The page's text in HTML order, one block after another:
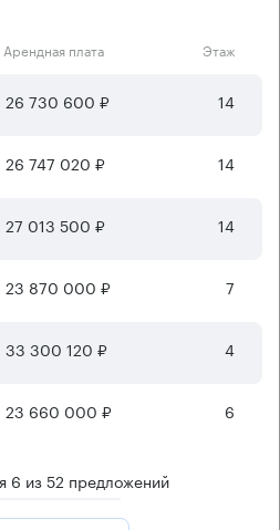
Арендная плата Этаж
26 730 600 ₽ 14
26 747 020 ₽ 14
27 013 500 ₽ 14
23 870 000 ₽ 7
33 300 120 ₽ 4
23 660 000 ₽ 6
6 из52 предложений